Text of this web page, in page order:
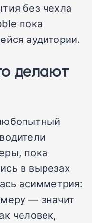
без чехла
пока
аудитории.
делают
пока
в вырезах
асимметрия:
— значит
человек,